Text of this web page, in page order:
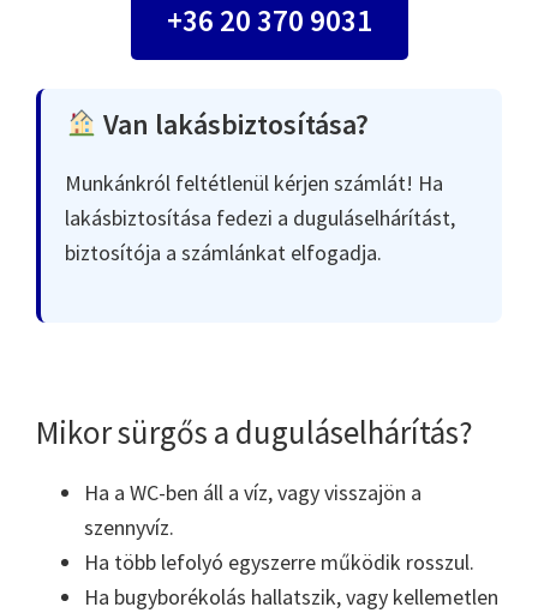
+36 20 370 9031
Van lakásbiztosítása?
Munkánkról feltétlenül kérjen számlát! Ha
lakásbiztosítása fedezi a duguláselhárítást,
biztosítója a számlánkat elfogadja.
Mikor sürgős a duguláselhárítás?
Ha a WC-ben áll a víz, vagy visszajön a
szennyvíz.
Ha több lefolyó egyszerre működik rosszul.
Ha bugyborékolás hallatszik, vagy kellemetlen